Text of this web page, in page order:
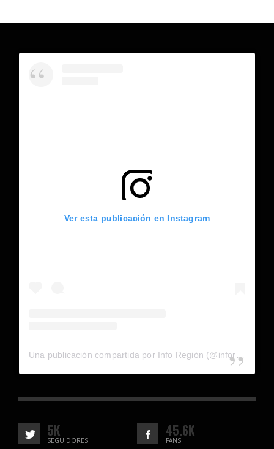
Ver esta publicación en Instagram
5K
SEGUIDORES
45.6K
FANS